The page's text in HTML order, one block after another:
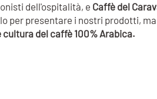
dell'ospitalità, e Caffè del
per presentare i nostri prodotti,
del caffè 100% Arabica.